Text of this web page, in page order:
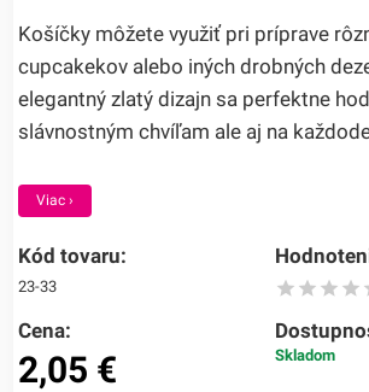
Košíčky môžete využiť pri príprave
cupcakekov alebo iných drobných
elegantný zlatý dizajn sa perfektne
slávnostným chvíľam ale aj na
Viac ›
Kód tovaru:
23-33
Cena:
2,05 € Skladom